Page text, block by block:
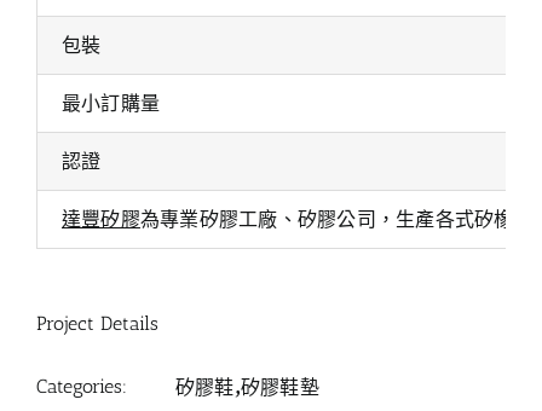
包裝
最小訂購量
認證
達豐矽膠為專業矽膠工廠、矽膠公司，生產各式矽橡
Project Details
Categories: 矽膠鞋,矽膠鞋墊